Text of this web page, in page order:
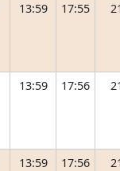
13:59 17:55
13:59 17:56
13:59 17:56